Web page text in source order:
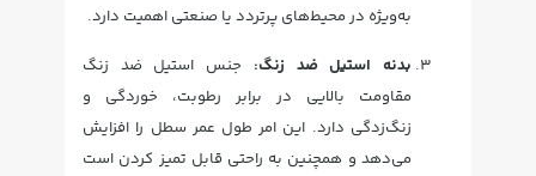
به‌ویژه در محیط‌های پرتردد یا صنعتی اهمیت دارد.
بدنه استیل ضد زنگ: جنس استیل ضد زنگ
مقاومت بالایی در برابر رطوبت، خوردگی و
زنگ‌زدگی دارد. این امر طول عمر سطل را افزایش
می‌دهد و همچنین به راحتی قابل تمیز کردن است